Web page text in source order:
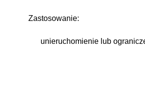
Zastosowanie:
unieruchomienie lub